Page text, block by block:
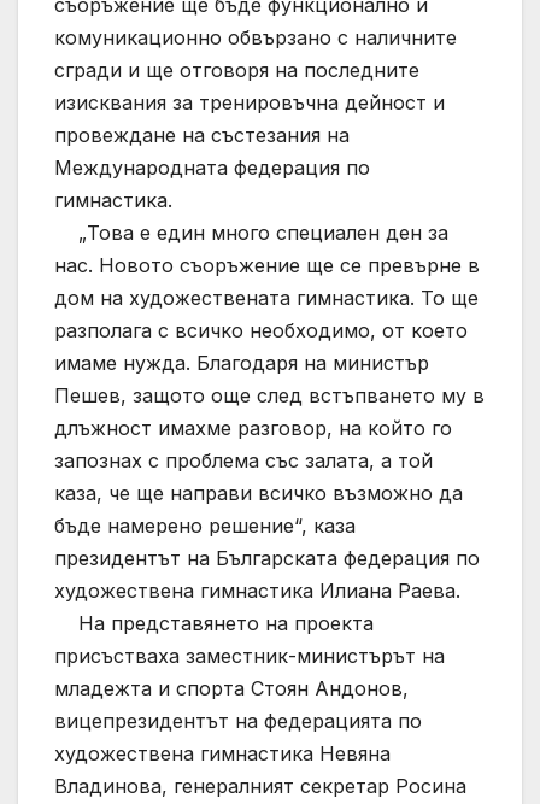
комуникационно обвързано с наличните
сгради и ще отговоря на последните
изисквания за тренировъчна дейност и
провеждане на състезания на
Международната федерация по
гимнастика.
„Това е един много специален ден за
нас. Новото съоръжение ще се превърне в
дом на художествената гимнастика. То ще
разполага с всичко необходимо, от което
имаме нужда. Благодаря на министър
Пешев, защото още след встъпването му в
длъжност имахме разговор, на който го
запознах с проблема със залата, а той
каза, че ще направи всичко възможно да
бъде намерено решение“, каза
президентът на Българската федерация по
художествена гимнастика Илиана Раева.
На представянето на проекта
присъстваха заместник-министърът на
младежта и спорта Стоян Андонов,
вицепрезидентът на федерацията по
художествена гимнастика Невяна
Владинова, генералният секретар Росина